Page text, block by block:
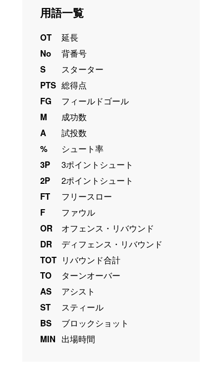
用語一覧
OT
延長
No
背番号
S
スターター
PTS 総得点
FG
フィールドゴール
M
成功数
A
試投数
%
シュート率
3P
3ポイントシュート
2P
2ポイントシュート
FT
フリースロー
F
ファウル
OR
オフェンス・リバウンド
DR
ディフェンス・リバウンド
TOT リバウンド合計
TO
ターンオーバー
AS
アシスト
ST
スティール
BS
ブロックショット
MIN 出場時間